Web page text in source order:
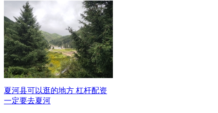
夏河县可以逛的地方 杠杆配资
一定要去夏河